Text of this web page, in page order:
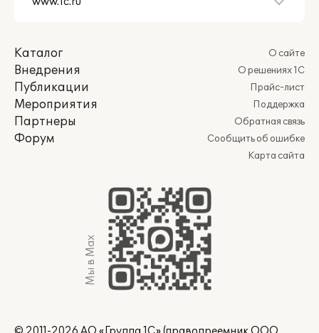
Каталог
Внедрения
Публикации
Мероприятия
Партнеры
Форум
О сайте
О решениях 1С
Прайс-лист
Поддержка
Обратная связь
Сообщить об ошибке
Карта сайта
Мы в Max